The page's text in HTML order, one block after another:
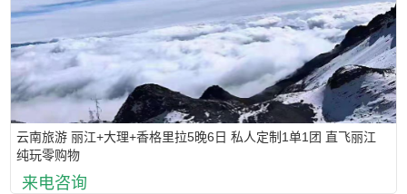
云南旅游 丽江+大理+香格里拉5晚6日 私人定制1单1团 直飞丽江
纯玩零购物
来电咨询